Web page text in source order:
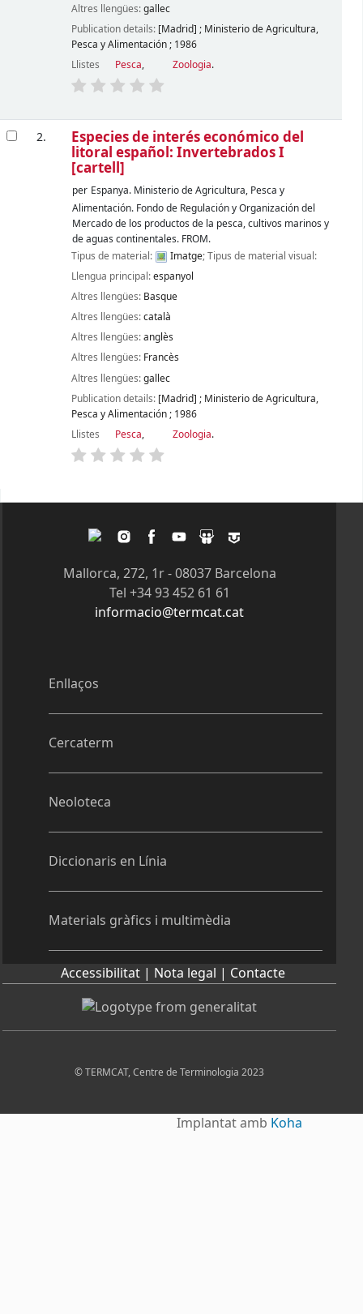
Altres llengües:gallec
Publication details: [Madrid] ; Ministerio de Agricultura,
Pesca y Alimentación; 1986
Llistes
Pesca, Zoologia.
2. Especies de interés económico del
litoral español: Invertebrados I
[cartell]
per Espanya. Ministerio de Agricultura, Pesca y
Alimentación. Fondo de Regulación y Organización del
Mercado de los productos de la pesca, cultivos marinos y
de aguas continentales. FROM.
Tipus de material:
Imatge; Tipus de material visual:
Llengua principal:espanyol
Altres llengües: Basque
Altres llengües:català
Altres llengües:anglès
Altres llengües: Francès
Altres llengües:gallec
Publication details: [Madrid] ; Ministerio de Agricultura,
Pesca y Alimentación; 1986
Llistes
Pesca, Zoologia.
Enllaços
Cercaterm
Neoloteca
Diccionaris en Línia
Materials gràfics i multimèdia
Mallorca, 272, 1r - 08037 Barcelona
Tel +34 93 452 61 61
informacio@termcat.cat
Accessibilitat | Nota legal | Contacte
© TERMCAT, Centre de Terminologia 2023
Implantat amb Koha